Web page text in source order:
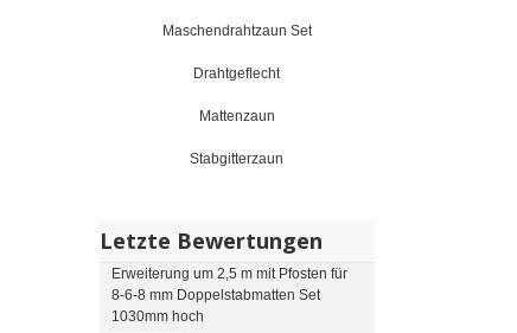
Maschendrahtzaun Set
Drahtgeflecht
Mattenzaun
Stabgitterzaun
Letzte Bewertungen
Erweiterung um 2,5 m mit Pfosten für
8-6-8 mm Doppelstabmatten Set
1030mm hoch